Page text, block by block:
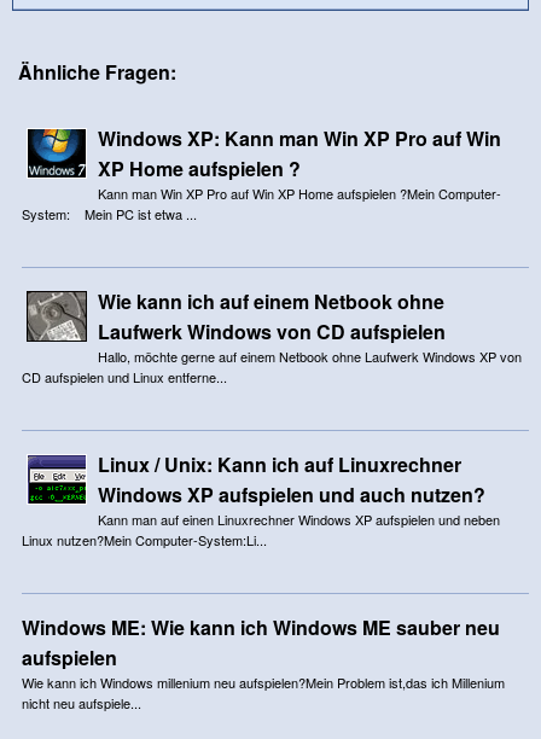
Ähnliche Fragen:
Windows XP: Kann man Win XP Pro auf Win
XP Home aufspielen ?
Kann man Win XP Pro auf Win XP Home aufspielen ?Mein Computer-
System: Mein PC ist etwa ...
Wie kann ich auf einem Netbook ohne
Laufwerk Windows von CD aufspielen
Hallo, möchte gerne auf einem Netbook ohne Laufwerk Windows XP von
CD aufspielen und Linux entferne...
Linux / Unix: Kann ich auf Linuxrechner
Windows XP aufspielen und auch nutzen?
Kann man auf einen Linuxrechner Windows XP aufspielen und neben
Linux nutzen?Mein Computer-System:Li...
Windows ME: Wie kann ich Windows ME sauber neu
aufspielen
Wie kann ich Windows millenium neu aufspielen?Mein Problem ist,das ich Millenium
nicht neu aufspiele...